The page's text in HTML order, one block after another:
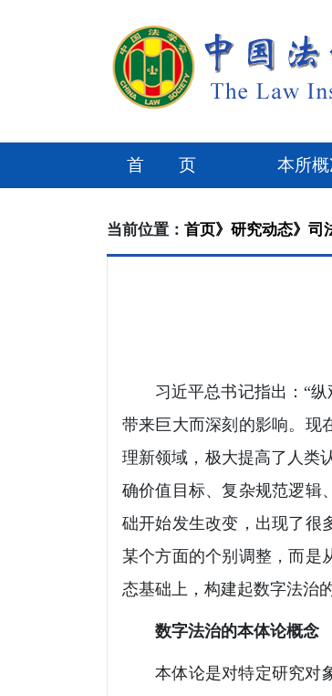
首 页 本所
当前位置： 首页》 研究动态》 司
习近平总书记指出：“
带来巨大而深刻的影响。现
理新领域，极大提高了人类
确价值目标、复杂规范逻辑
础开始发生改变，出现了很
某个方面的个别调整，而是
态基础上，构建起数字法治
数字法治的本体论概念
本体论是对特定研究对